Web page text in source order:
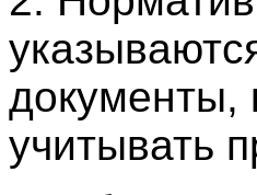
документы,
учитывать